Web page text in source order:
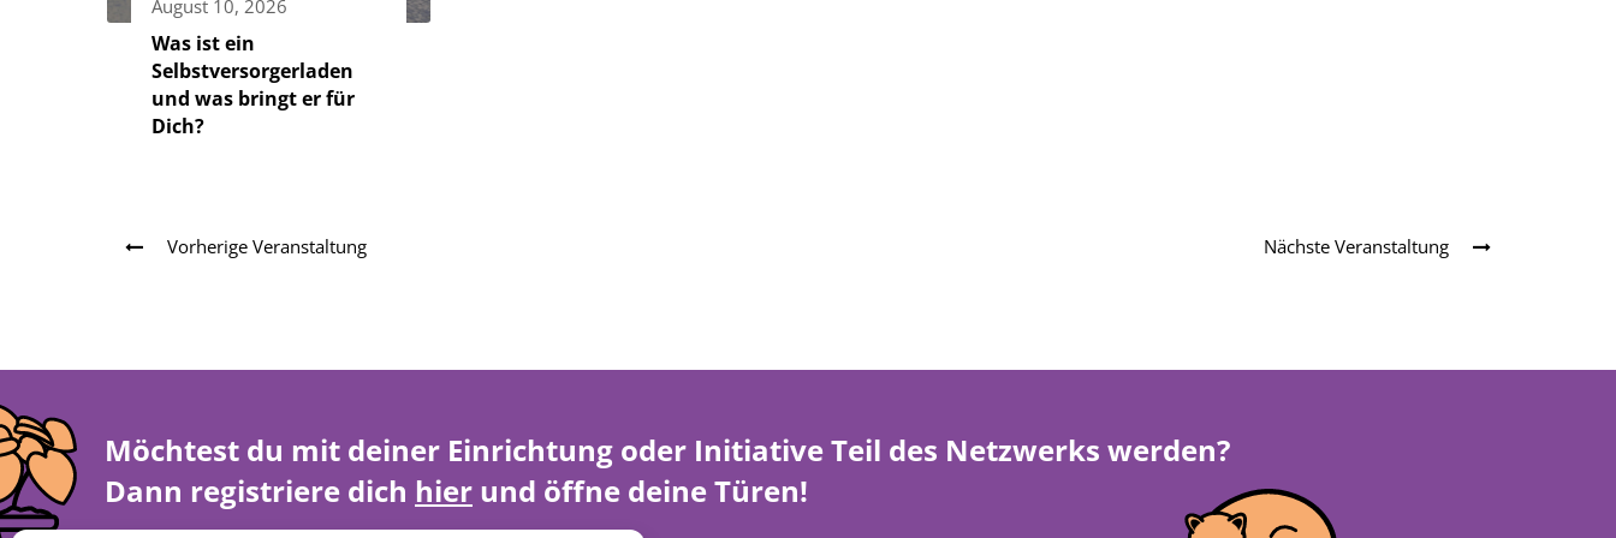
August 10, 2026
Was ist ein
Selbstversorgerladen
und was bringt er für
Dich?
Vorherige Veranstaltung Nächste Veranstaltung
Möchtest du mit deiner Einrichtung oder Initiative Teil des Netzwerks werden?
Dann registriere dich hier und öffne deine Türen!